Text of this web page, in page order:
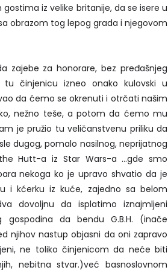
iz velike britanije, da se isere u
obrazom tog lepog grada i njegovom
zajebe za honorare, bez pređašnjeg
činjenicu izneo onako kulovski u
da ćemo se okrenuti i otrčati našim
nežno teše, a potom da ćemo mu
je pružio tu veličanstvenu priliku da
dugog, pomalo nasilnog, neprijatnog
Hutt-a iz Star Wars-a ...gde smo
nekoga ko je upravo shvatio da je
i kćerku iz kuće, zajedno sa belom
dovoljnu da isplatimo iznajmljeni
gospodina da bendu G.B.H. (inače
njihov nastup objasni da oni zapravo
ne toliko činjenicom da neće biti
nebitna stvar.)već basnoslovnom